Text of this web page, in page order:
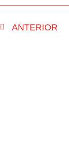
ANTERIOR